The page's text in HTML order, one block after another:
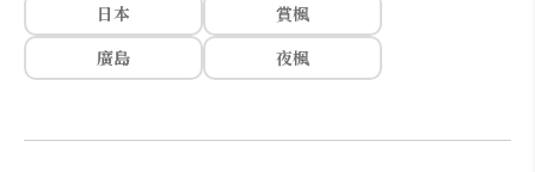
日本
賞楓
廣島
夜楓